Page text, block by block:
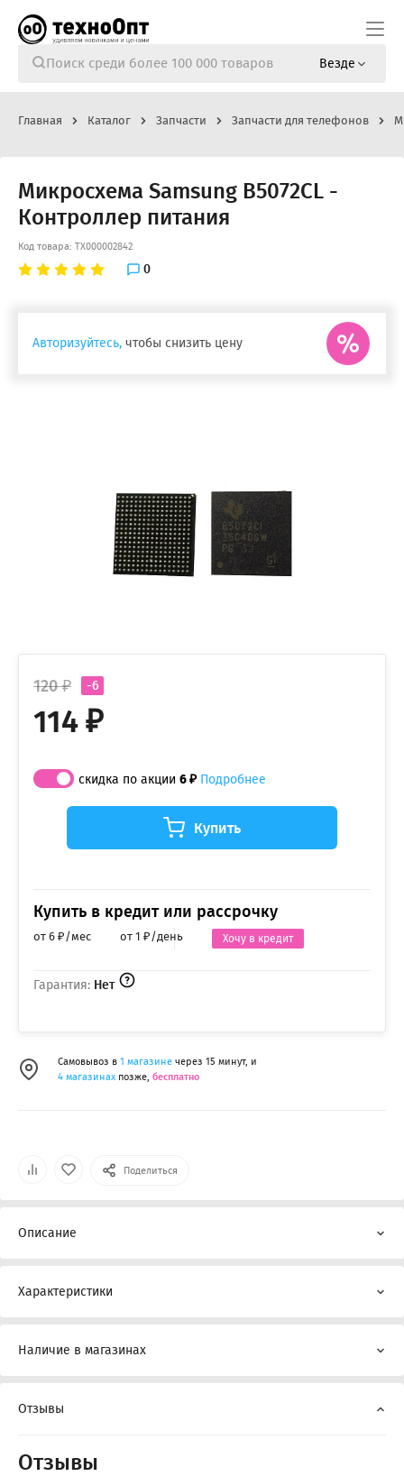
Везде
Главная Каталог Запчасти Запчасти для телефонов
Микросхема Samsung B5072CL -
Контроллер питания
Код товара: ТХ000002842
0
Поделиться
Авторизуйтесь, чтобы снизить цену
-6
120 ₽
114 ₽
Гарантия: Нет
скидка по акции 6 ₽ Подробнее
Купить
Купить в кредит или рассрочку
от 6 ₽/мес от 1 ₽/день Хочу в кредит
Самовывоз в 1 магазине через 15 минут, и
4 магазинах позже, бесплатно
Описание
Характеристики
Наличие в магазинах
Отзывы
Отзывы